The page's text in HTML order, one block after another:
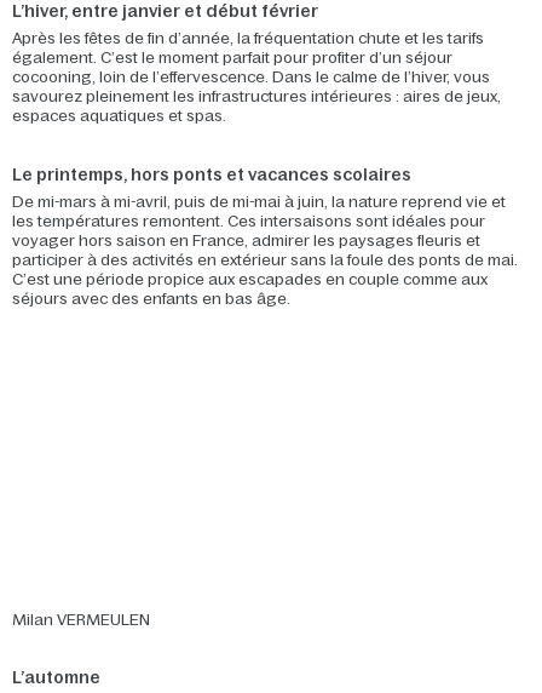
L’hiver, entre janvier et début février
Après les fêtes de fin d’année, la fréquentation chute et les tarifs
également. C’est le moment parfait pour profiter d’un séjour
cocooning, loin de l’effervescence. Dans le calme de l’hiver, vous
savourez pleinement les infrastructures intérieures : aires de jeux,
espaces aquatiques et spas.
Le printemps, hors ponts et vacances scolaires
De mi-mars à mi-avril, puis de mi-mai à juin, la nature reprend vie et
les températures remontent. Ces intersaisons sont idéales pour
voyager hors saison en France, admirer les paysages fleuris et
participer à des activités en extérieur sans la foule des ponts de mai.
C’est une période propice aux escapades en couple comme aux
séjours avec des enfants en bas âge.
Milan VERMEULEN
L’automne